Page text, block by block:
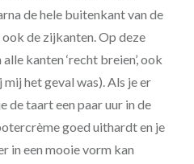
de hele buitenkant van de
de zijkanten. Op deze
kanten ‘recht breien’, ook
het geval was). Als je er
de taart een paar uur in de
goed uithardt en je
in een mooie vorm kan